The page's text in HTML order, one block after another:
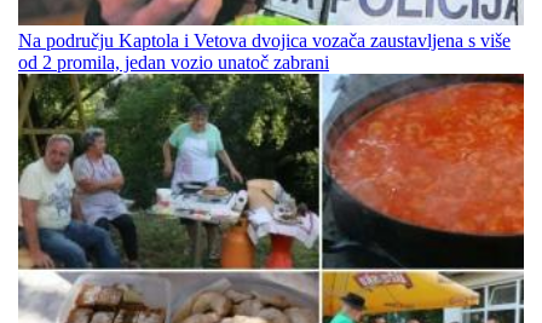
Na području Kaptola i Vetova dvojica vozača zaustavljena s više
od 2 promila, jedan vozio unatoč zabrani